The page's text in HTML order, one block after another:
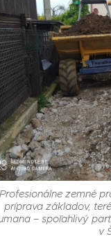
Profesionálne zemné
príprava základov,
– spoľahlivý
v